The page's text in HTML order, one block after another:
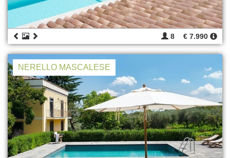
8 € 7.990
NERELLO MASCALESE